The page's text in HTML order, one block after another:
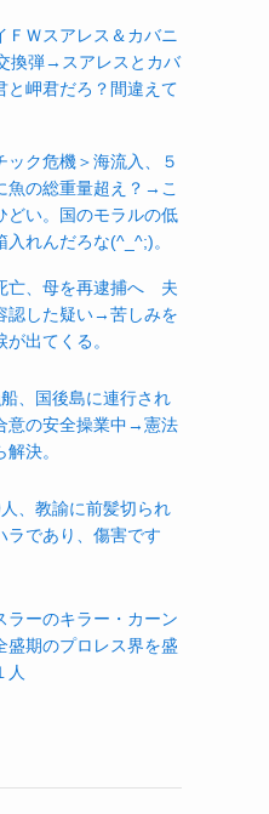
ＦＷスアレス＆カバニ
換弾→スアレスとカバ
と岬君だろ？間違えて
ック危機＞海流入、５
魚の総重量超え？→こ
どい。国のモラルの低
入れんだろな(^_^;)。
亡、母を再逮捕へ 夫
認した疑い→苦しみを
出てくる。
、国後島に連行され
の安全操業中→憲法
決。
、教諭に前髪切られ
であり、傷害です
ラーのキラー・カーン
期のプロレス界を盛
人